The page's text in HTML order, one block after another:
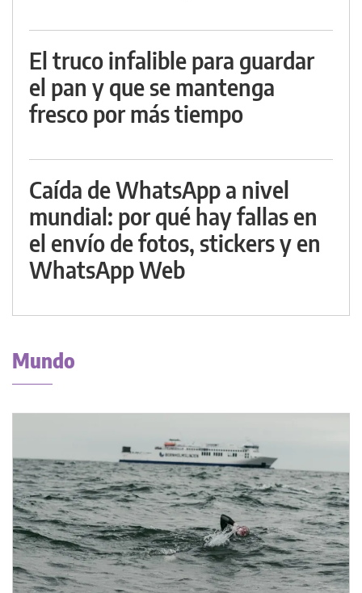
El truco infalible para guardar
el pan y que se mantenga
fresco por más tiempo
Caída de WhatsApp a nivel
mundial: por qué hay fallas en
el envío de fotos, stickers y en
WhatsApp Web
Mundo